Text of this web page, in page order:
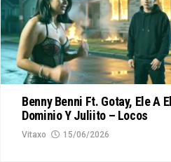
Benny Benni Ft. Gotay, Ele A El
Dominio Y Juliito – Locos
Vitaxo 15/06/2026